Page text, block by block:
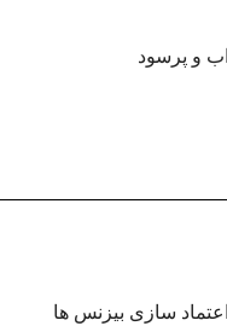
و پرسود
سازی بیزنس ها